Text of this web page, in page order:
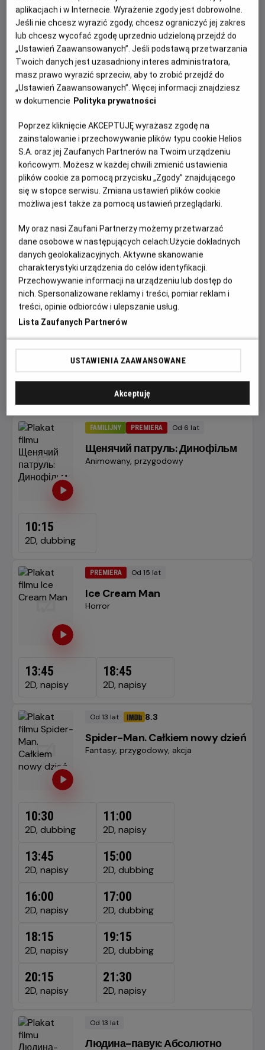
21:00
2D, napisy
PRZEDPREMIERA
Minimalny
wiek
Od 15 lat
Odzyskany
Gatunek
Obyczajowy, dramat
13:10
2D
15:00
2D
FAMILIJNY PREMIERA
Minimalny
Od 6 lat
Psi Patrol i dinozaury
Gatunek
Animowany
11:15
2D, dubbing
13:30
2D, dubbing
15:45
2D, dubbing
16:45
2D, dubbing
18:00
FAMILIJNY PREMIERA
Minimalny
Od 6 lat
Щенячий патруль: Динофільм
Gatunek
Animowany, przygodowy
10:15
2D, dubbing
PREMIERA
Minimalny
Od 15 lat
Ice Cream Man
Gatunek
Horror
13:45
2D, napisy
18:45
2D, napisy
Minimalny
Od 13 lat OCENA HELIOS
8.3
Spider-Man. Całkiem nowy dzień
Gatunek
Fantasy, przygodowy, akcja
10:30
2D, dubbing
11:00
2D, napisy
13:45
2D, napisy
15:00
2D, dubbing
16:00
2D, napisy
17:00
2D, dubbing
18:15
2D, napisy
19:15
2D, dubbing
20:15
2D, napisy
21:30
2D, napisy
Minimalny
Od 13 lat
Людина-павук: Абсолютно
aplikacjach i w Internecie. Wyrażenie zgody jest dobrowolne.
Jeśli nie chcesz wyrazić zgody, chcesz ograniczyć jej zakres
lub chcesz wycofać zgodę uprzednio udzieloną przejdź do
„Ustawień Zaawansowanych”. Jeśli podstawą przetwarzania
Twoich danych jest uzasadniony interes administratora,
masz prawo wyrazić sprzeciw, aby to zrobić przejdź do
„Ustawień Zaawansowanych”. Więcej informacji znajdziesz
w dokumencie Polityka prywatności
Poprzez kliknięcie AKCEPTUJĘ wyrażasz zgodę na
zainstalowanie i przechowywanie plików typu cookie Helios
S.A. oraz jej Zaufanych Partnerów na Twoim urządzeniu
końcowym. Możesz w każdej chwili zmienić ustawienia
plików cookie za pomocą przycisku „Zgody” znajdującego
się w stopce serwisu. Zmiana ustawień plików cookie
możliwa jest także za pomocą ustawień przeglądarki.
My oraz nasi Zaufani Partnerzy możemy przetwarzać
dane osobowe w następujących celach:Użycie dokładnych
danych geolokalizacyjnych. Aktywne skanowanie
charakterystyki urządzenia do celów identyfikacji.
Przechowywanie informacji na urządzeniu lub dostęp do
nich. Spersonalizowane reklamy i treści, pomiar reklam i
treści, opinie odbiorców i ulepszanie usług.
Lista Zaufanych Partnerów
USTAWIENIA ZAAWANSOWANE
Akceptuję